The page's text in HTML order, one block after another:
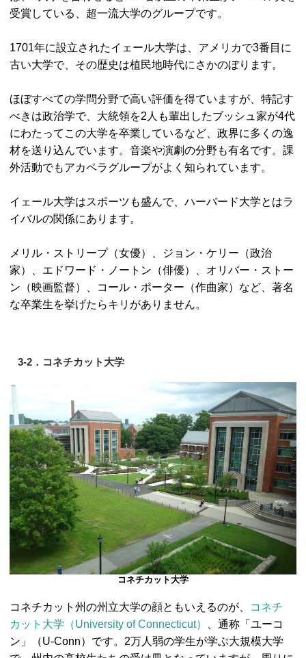
受賞している、超一流大学のグループです。
1701年に設立されたイェール大学は、アメリカで3番目に
古い大学で、その歴史は植民地時代にさかのぼります。
ほぼすべての学問分野で高い評価を得ていますが、特記す
べきは政治学で、大統領を2人も輩出したブッシュ家が4代
にわたってこの大学を卒業しているなど、政界に多くの逸
材を送り込んでいます。音楽や演劇の分野も有名です。課
外活動でもアカペラグループがよく知られています。
イェール大学はスポーツも盛んで、ハーバード大学とはラ
イバルの関係にあります。
メリル・ストリープ（女優）、ジョン・ケリー（政治
家）、エドワード・ノートン（俳優）、オリバー・ストー
ン（映画監督）、コール・ポーター（作曲家）など、著名
な卒業生を挙げたらキリがありません。
3-2．コネチカット大学
コネチカット大学
コネチカット州の州立大学の顔ともいえるのが、
コネチ
カット大学（University of Connecticut）
、通称「ユーコ
ン」（U-Conn）です。2万人弱の学生が学ぶ大規模大学